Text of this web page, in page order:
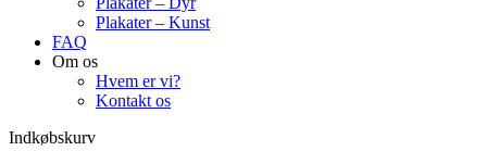
Plakater – Kunst
FAQ
Om os
Hvem er vi?
Kontakt os
Indkøbskurv